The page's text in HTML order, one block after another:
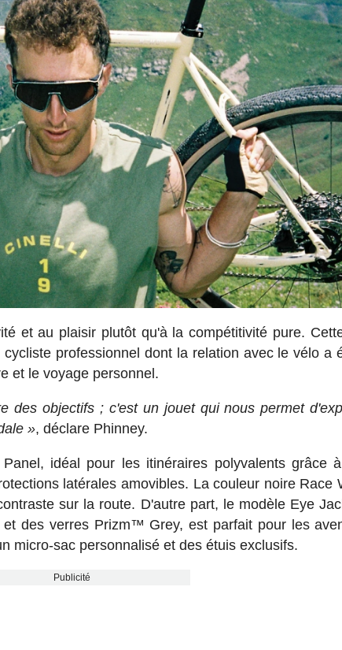
et au plaisir plutôt qu'à la compétitivité pure.
professionnel dont la relation avec le vélo a
et le voyage personnel.
des objectifs ; c'est un jouet qui nous permet
», déclare Phinney.
idéal pour les itinéraires polyvalents grâce
latérales amovibles. La couleur noire Race
sur la route. D'autre part, le modèle Eye
des verres Prizm™ Grey, est parfait pour les
micro-sac personnalisé et des étuis exclusifs.
Publicité